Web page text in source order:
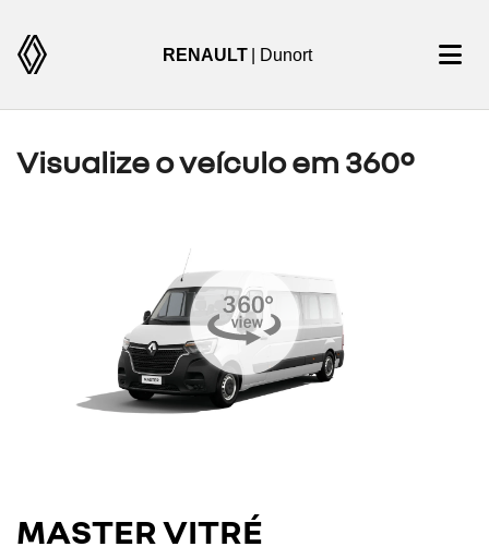
RENAULT | Dunort
Visualize o veículo em 360°
MASTER VITRÉ